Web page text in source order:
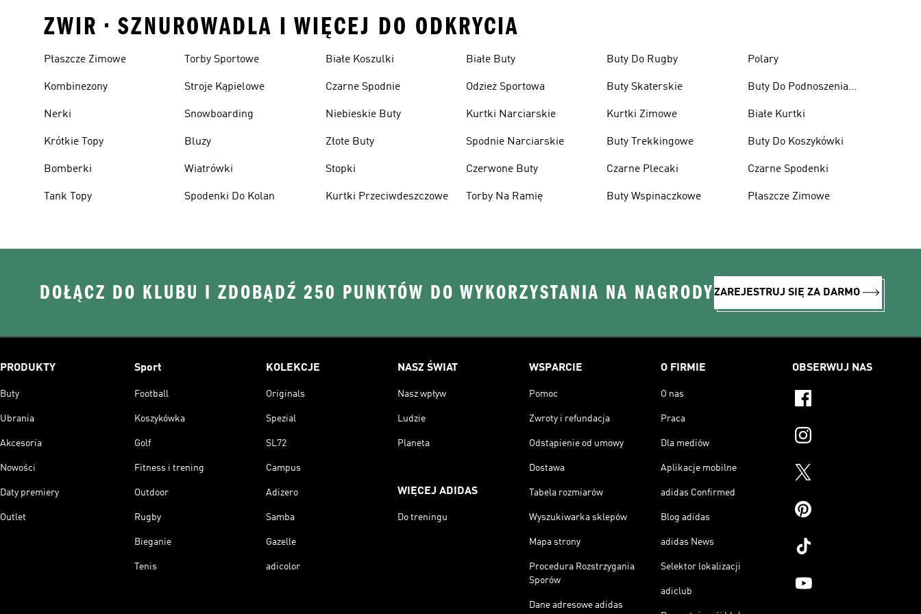
ZWIR • SZNUROWADLA I WIĘCEJ DO ODKRYCIA
Płaszcze Zimowe
Kombinezony
Nerki
Krótkie Topy
Bomberki
Tank Topy
Torby Sportowe
Stroje Kąpielowe
Snowboarding
Bluzy
Wiatrówki
Spodenki Do Kolan
Białe Koszulki
Czarne Spodnie
Niebieskie Buty
Złote Buty
Stopki
Kurtki Przeciwdeszczowe
Białe Buty
Odzież Sportowa
Kurtki Narciarskie
Spodnie Narciarskie
Czerwone Buty
Torby Na Ramię
Buty Do Rugby
Buty Skaterskie
Kurtki Zimowe
Buty Trekkingowe
Czarne Plecaki
Buty Wspinaczkowe
Polary
Buty Do Podnoszenia
Białe Kurtki
Buty Do Koszykówki
Czarne Spodenki
Płaszcze Zimowe
DOŁĄCZ DO KLUBU I ZDOBĄDŹ 250 PUNKTÓW DO WYKORZYSTANIA NA NAGRODYZAREJESTRUJ SIĘ ZA DARMO
PRODUKTY
Buty
Ubrania
Akcesoria
Nowości
Daty premiery
Outlet
Sport
Football
Koszykówka
Golf
Fitness i trening
Outdoor
Rugby
Bieganie
Tenis
KOLEKCJE
Originals
Spezial
SL72
Campus
Adizero
Samba
Gazelle
adicolor
NASZ ŚWIAT
Nasz wpływ
Ludzie
Planeta
WIĘCEJ ADIDAS
Do treningu
WSPARCIE
Pomoc
Zwroty i refundacja
Odstąpienie od umowy
Dostawa
Tabela rozmiarów
Wyszukiwarka sklepów
Mapa strony
Procedura Rozstrzygania
Sporów
Dane adresowe adidas
O FIRMIE
O nas
Praca
Dla mediów
Aplikacje mobilne
adidas Confirmed
Blog adidas
adidas News
Selektor lokalizacji
adiclub
OBSERWUJ NAS